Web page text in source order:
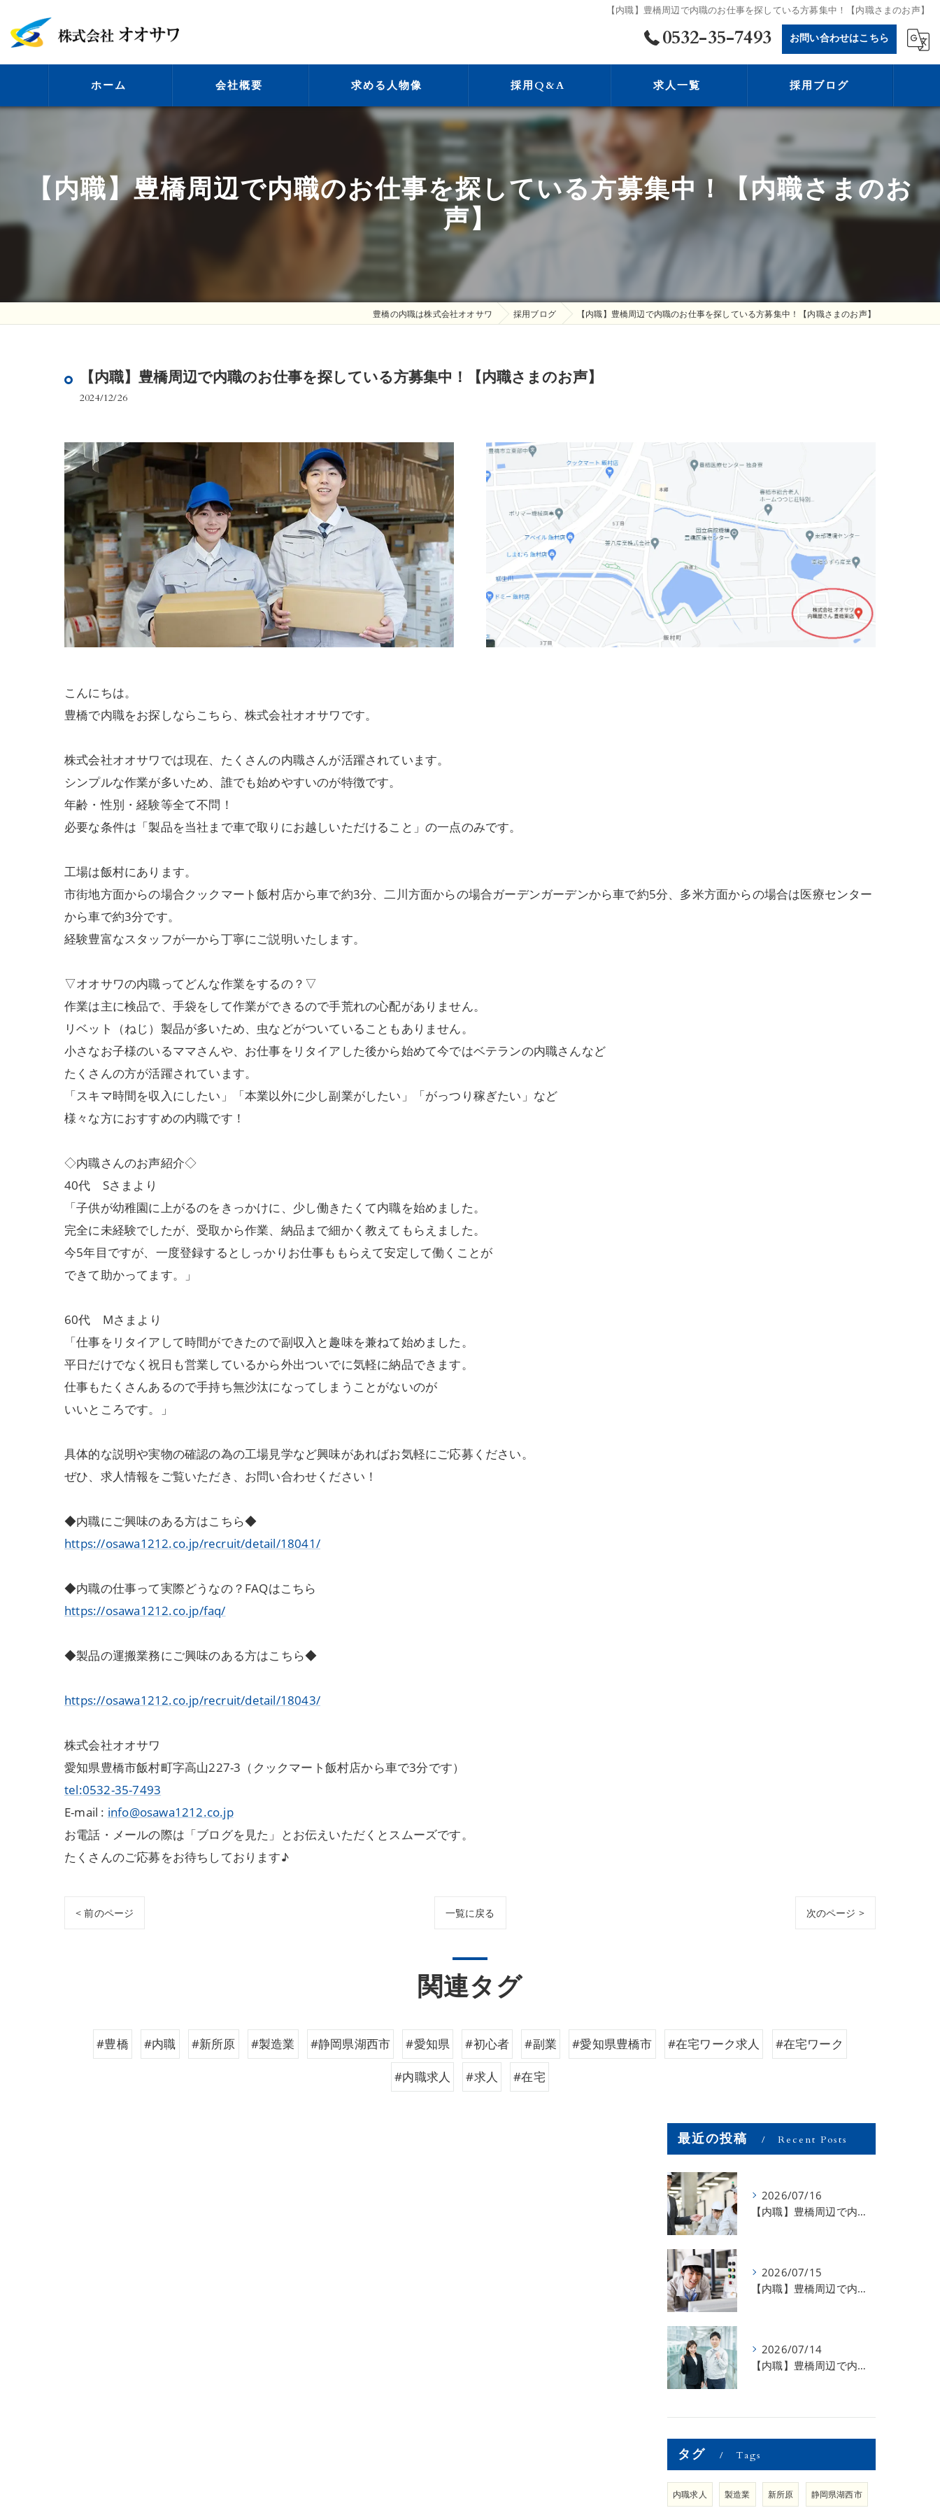
【内職】豊橋周辺で内職のお仕事を探している方募集中！【内職さまのお声】
0532-35-7493 お問い合わせはこちら
ホーム 会社概要
ビジョン
求める人物像 採用Q&A 求人一覧 採用ブログ
【内職】豊橋周辺で内職のお仕事を探している方募集中！【内職さまのお
声】
豊橋の内職は株式会社オオサワ 採用ブログ 【内職】豊橋周辺で内職のお仕事を探している方募集中！【内職さまのお声】
【内職】豊橋周辺で内職のお仕事を探している方募集中！【内職さまのお声】
2024/12/26
こんにちは。
豊橋で内職をお探しならこちら、株式会社オオサワです。
株式会社オオサワでは現在、たくさんの内職さんが活躍されています。
シンプルな作業が多いため、誰でも始めやすいのが特徴です。
年齢・性別・経験等全て不問！
必要な条件は「製品を当社まで車で取りにお越しいただけること」の一点のみです。
工場は飯村にあります。
市街地方面からの場合クックマート飯村店から車で約3分、二川方面からの場合ガーデンガーデンから車で約5分、多米方面からの場合は医療センター
から車で約3分です。
経験豊富なスタッフが一から丁寧にご説明いたします。
▽オオサワの内職ってどんな作業をするの？▽
作業は主に検品で、手袋をして作業ができるので手荒れの心配がありません。
リベット（ねじ）製品が多いため、虫などがついていることもありません。
小さなお子様のいるママさんや、お仕事をリタイアした後から始めて今ではベテランの内職さんなど
たくさんの方が活躍されています。
「スキマ時間を収入にしたい」「本業以外に少し副業がしたい」「がっつり稼ぎたい」など
様々な方におすすめの内職です！
◇内職さんのお声紹介◇
40代 Sさまより
「子供が幼稚園に上がるのをきっかけに、少し働きたくて内職を始めました。
完全に未経験でしたが、受取から作業、納品まで細かく教えてもらえました。
今5年目ですが、一度登録するとしっかりお仕事ももらえて安定して働くことが
できて助かってます。」
60代 Mさまより
「仕事をリタイアして時間ができたので副収入と趣味を兼ねて始めました。
平日だけでなく祝日も営業しているから外出ついでに気軽に納品できます。
仕事もたくさんあるので手持ち無沙汰になってしまうことがないのが
いいところです。」
具体的な説明や実物の確認の為の工場見学など興味があればお気軽にご応募ください。
ぜひ、求人情報をご覧いただき、お問い合わせください！
◆内職にご興味のある方はこちら◆
https://osawa1212.co.jp/recruit/detail/18041/
◆内職の仕事って実際どうなの？FAQはこちら
https://osawa1212.co.jp/faq/
◆製品の運搬業務にご興味のある方はこちら◆
https://osawa1212.co.jp/recruit/detail/18043/
株式会社オオサワ
愛知県豊橋市飯村町字高山227-3（クックマート飯村店から車で3分です）
tel:0532-35-7493
E-mail : info@osawa1212.co.jp
お電話・メールの際は「ブログを見た」とお伝えいただくとスムーズです。
たくさんのご応募をお待ちしております♪
< 前のページ 一覧に戻る 次のページ >
関連タグ
#豊橋 #内職 #新所原 #製造業 #静岡県湖西市 #愛知県 #初心者 #副業 #愛知県豊橋市 #在宅ワーク求人 #在宅ワーク
#内職求人 #求人 #在宅
最近の投稿 Recent Posts
2026/07/16
【内職】豊橋周辺で内職のお仕事を探している方募集中！【お仕事の内容】
2026/07/15
【内職】豊橋周辺で内職のお仕事を探している方募集中！【急な学級閉鎖も安心】
2026/07/14
【内職】豊橋周辺で内職のお仕事を探している方募集中！【内職さまのお声②】
タグ Tags
内職求人 製造業 新所原 静岡県湖西市